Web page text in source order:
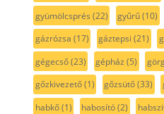
gyümölcsprés (22) gyűrű(10)
gázrózsa (17) gáztepsi (21)
gégecső(23) gépház (5)
gőzkivezető(1) gőzsütő(33)
habkő(1) habosító(2)